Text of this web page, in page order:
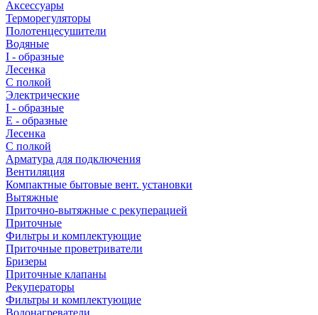
Аксессуары
Терморегуляторы
Полотенцесушители
Водяные
I - образные
Лесенка
С полкой
Электрические
I - образные
E - образные
Лесенка
С полкой
Арматура для подключения
Вентиляция
Компактные бытовые вент. установки
Вытяжные
Приточно-вытяжные с рекуперацией
Приточные
Фильтры и комплектующие
Приточные проветриватели
Бризеры
Приточные клапаны
Рекуператоры
Фильтры и комплектующие
Водонагреватели